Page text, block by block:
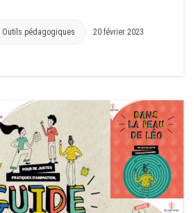
Outils pédagogiques 20 février 2023